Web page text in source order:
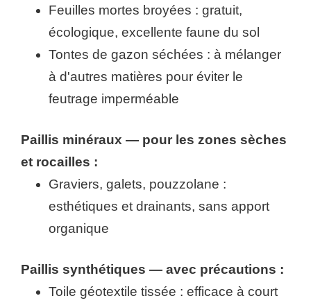
Feuilles mortes broyées : gratuit,
écologique, excellente faune du sol
Tontes de gazon séchées : à mélanger
à d'autres matières pour éviter le
feutrage imperméable
Paillis minéraux — pour les zones sèches
et rocailles :
Graviers, galets, pouzzolane :
esthétiques et drainants, sans apport
organique
Paillis synthétiques — avec précautions :
Toile géotextile tissée : efficace à court